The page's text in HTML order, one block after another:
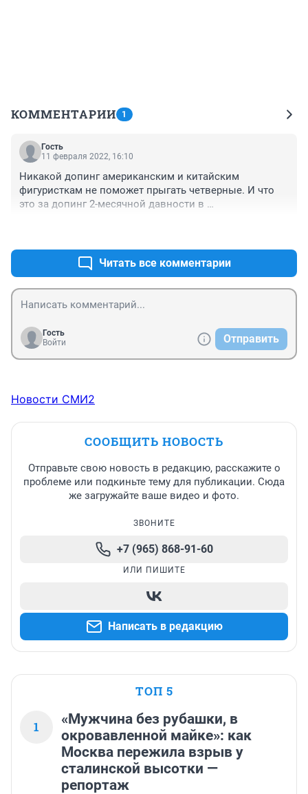
КОММЕНТАРИИ 1
Гость
11 февраля 2022, 16:10
Никакой допинг американским и китайским
фигуристкам не поможет прыгать четверные. И что
это за допинг 2-месячной давности в
Читать все комментарии
Гость
Войти
Отправить
Новости СМИ2
СООБЩИТЬ НОВОСТЬ
Отправьте свою новость в редакцию, расскажите о
проблеме или подкиньте тему для публикации. Сюда
же загружайте ваше видео и фото.
ЗВОНИТЕ
+7 (965) 868-91-60
ИЛИ ПИШИТЕ
Написать в редакцию
ТОП 5
1
«Мужчина без рубашки, в
окровавленной майке»: как
Москва пережила взрыв у
сталинской высотки —
репортаж